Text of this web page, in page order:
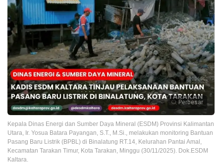
Perbesar
Kepala Dinas Energi dan Sumber Daya Mineral (ESDM) Provinsi Kalimantan
Utara, Ir. Yosua Batara Payangan, S.T., M.Si., melakukan monitoring Bantuan
Pasang Baru Listrik (BPBL) di Binalatung RT.14, Kelurahan Pantai Amal,
Kecamatan Tarakan Timur, Kota Tarakan, Minggu (30/11/2025). Dok.ESDM
Kaltara.